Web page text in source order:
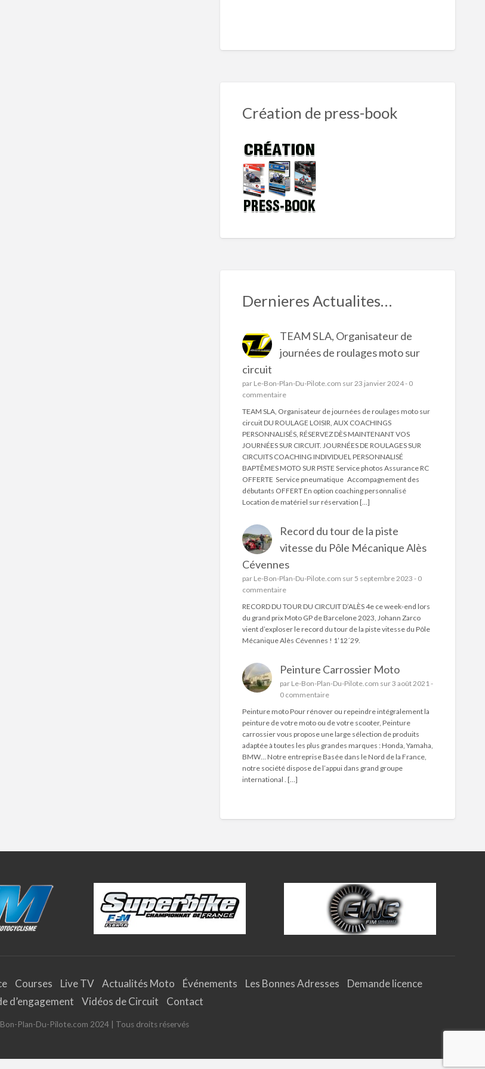
Création de press-book
Dernieres Actualites…
TEAM SLA, Organisateur de
journées de roulages moto sur
circuit
par Le-Bon-Plan-Du-Pilote.com sur 23 janvier 2024 - 0
commentaire
TEAM SLA, Organisateur de journées de roulages moto sur
circuit DU ROULAGE LOISIR, AUX COACHINGS
PERSONNALISÉS, RÉSERVEZ DÈS MAINTENANT VOS
JOURNÉES SUR CIRCUIT. JOURNÉES DE ROULAGES SUR
CIRCUITS COACHING INDIVIDUEL PERSONNALISÉ
BAPTÊMES MOTO SUR PISTE Service photos Assurance RC
OFFERTE Service pneumatique Accompagnement des
débutants OFFERT En option coaching personnalisé
Location de matériel sur réservation […]
Record du tour de la piste
vitesse du Pôle Mécanique Alès
Cévennes
par Le-Bon-Plan-Du-Pilote.com sur 5 septembre 2023 - 0
commentaire
RECORD DU TOUR DU CIRCUIT D’ALÈS 4e ce week-end lors
du grand prix Moto GP de Barcelone 2023, Johann Zarco
vient d’exploser le record du tour de la piste vitesse du Pôle
Mécanique Alès Cévennes ! 1’12´29.
Peinture Carrossier Moto
par Le-Bon-Plan-Du-Pilote.com sur 3 août 2021 -
0 commentaire
Peinture moto Pour rénover ou repeindre intégralement la
peinture de votre moto ou de votre scooter, Peinture
carrossier vous propose une large sélection de produits
adaptée à toutes les plus grandes marques : Honda, Yamaha,
BMW… Notre entreprise Basée dans le Nord de la France,
notre société dispose de l’appui dans grand groupe
international . […]
Courses Live TV Actualités Moto Événements Les Bonnes Adresses
Demande licence
d’engagement
Vidéos de Circuit Contact
Plan-Du-Pilote.com 2024 | Tous droits réservés